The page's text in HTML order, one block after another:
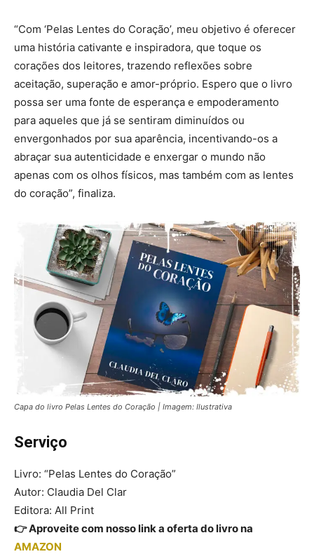
“Com ‘Pelas Lentes do Coração’, meu objetivo é oferecer
uma história cativante e inspiradora, que toque os
corações dos leitores, trazendo reflexões sobre
aceitação, superação e amor-próprio. Espero que o livro
possa ser uma fonte de esperança e empoderamento
para aqueles que já se sentiram diminuídos ou
envergonhados por sua aparência, incentivando-os a
abraçar sua autenticidade e enxergar o mundo não
apenas com os olhos físicos, mas também com as lentes
do coração”, finaliza.
Capa do livro Pelas Lentes do Coração | Imagem: Ilustrativa
Serviço
Livro: “Pelas Lentes do Coração”
Autor: Claudia Del Clar
Editora: All Print
👉 Aproveite com nosso link a oferta do livro na
AMAZON